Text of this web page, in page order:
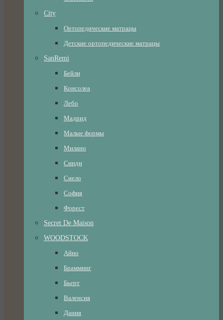
City
Ортопедические матрацы
Детские ортопедические матрацы
SanRemi
Бейли
Консолеа
Лебо
Мадрид
Малые формы
Милано
Синди
Сиело
София
Форест
Secret De Maison
WOODSTOCK
Айно
Брамминг
Бьерт
Валенсия
Дания